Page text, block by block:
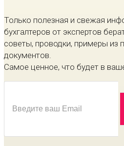
Только полезная и свежая
бухгалтеров от экспертов
советы, проводки, примеры из
документов.
Самое ценное, что будет в